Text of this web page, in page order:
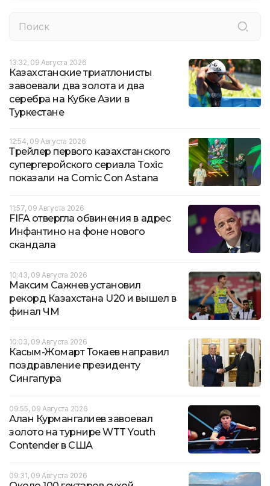
13:32, 09 Августа 2026
Казахстанские триатлонисты
завоевали два золота и два
серебра на Кубке Азии в
Туркестане
12:54, 09 Августа 2026
Трейлер первого казахстанского
супергеройского сериала Toxic
показали на Comic Con Astana
11:57, 09 Августа 2026
FIFA отвергла обвинения в адрес
Инфантино на фоне нового
скандала
10:43, 09 Августа 2026
Максим Сажнев установил
рекорд Казахстана U20 и вышел в
финал ЧМ
10:03, 09 Августа 2026
Касым-Жомарт Токаев направил
поздравление президенту
Сингапура
09:55, 09 Августа 2026
Алан Курмангалиев завоевал
золото на турнире WTT Youth
Contender в США
09:31, 09 Августа 2026